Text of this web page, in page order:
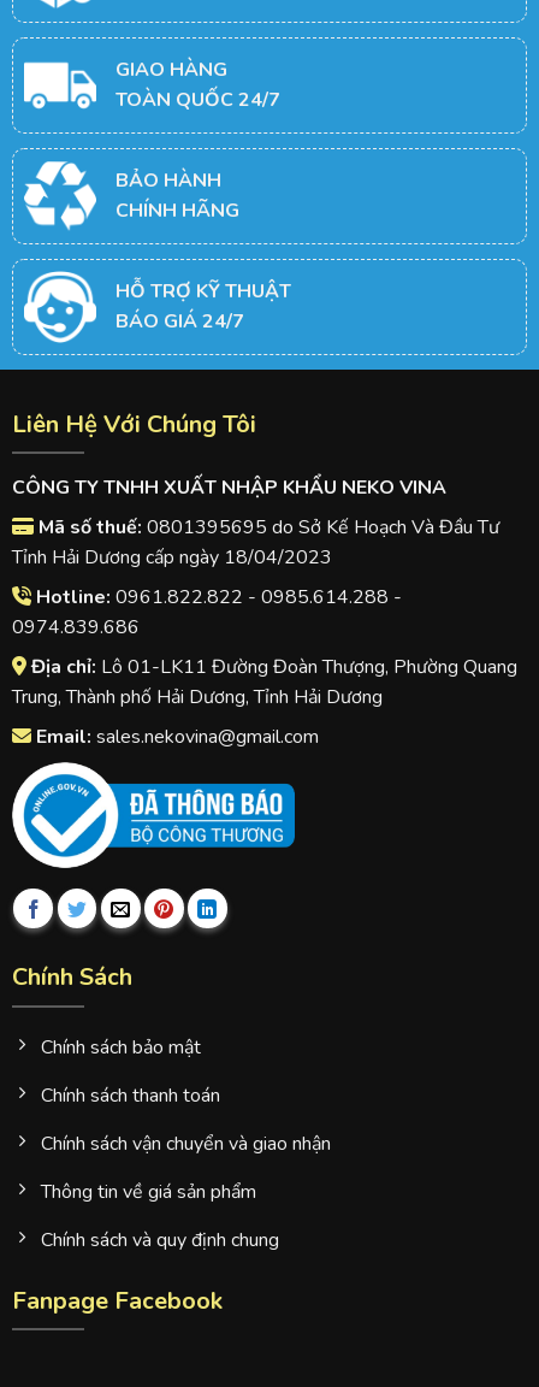
GIAO HÀNG
TOÀN QUỐC 24/7
BẢO HÀNH
CHÍNH HÃNG
HỖ TRỢ KỸ THUẬT
BÁO GIÁ 24/7
Liên Hệ Với Chúng Tôi
CÔNG TY TNHH XUẤT NHẬP KHẨU NEKO VINA
Mã số thuế: 0801395695 do Sở Kế Hoạch Và Đầu Tư
Tỉnh Hải Dương cấp ngày 18/04/2023
Hotline: 0961.822.822 - 0985.614.288 -
0974.839.686
Địa chỉ: Lô 01-LK11 Đường Đoàn Thượng, Phường Quang
Trung, Thành phố Hải Dương, Tỉnh Hải Dương
Email: sales.nekovina@gmail.com
Chính Sách
Chính sách bảo mật
Chính sách thanh toán
Chính sách vận chuyển và giao nhận
Thông tin về giá sản phẩm
Chính sách và quy định chung
Fanpage Facebook